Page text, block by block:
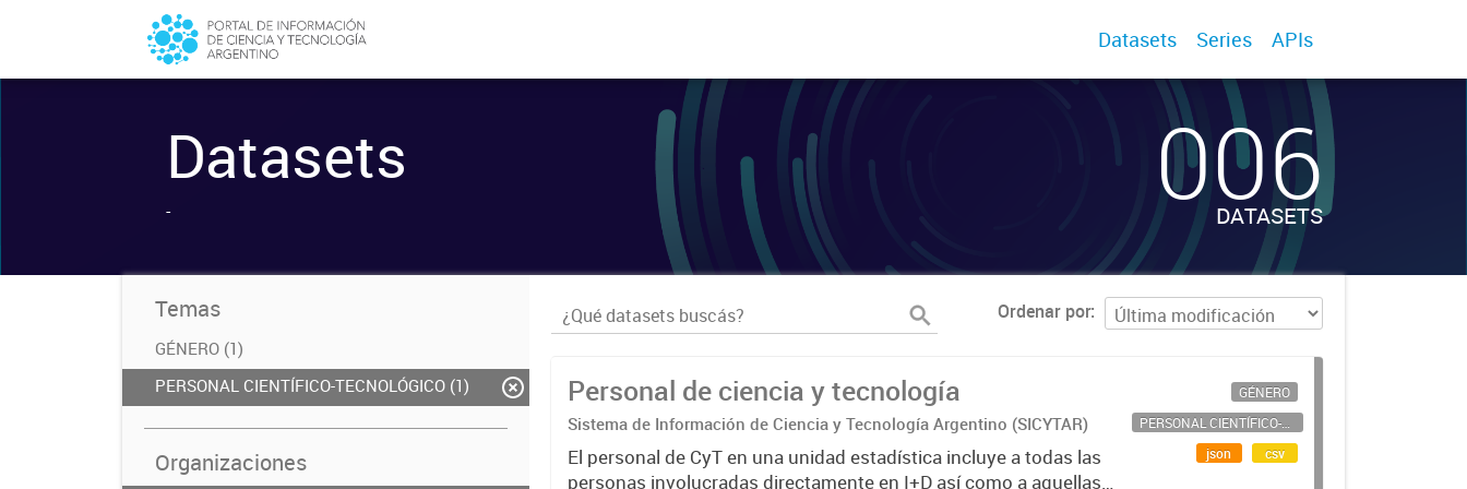
Datasets Series APIs
Datasets
- 006
DATASETS
Temas
GÉNERO (1)
PERSONAL CIENTÍFICO-TECNOLÓGICO (1)
Organizaciones
Ordenar por
Personal de ciencia y tecnología
Sistema de Información de Ciencia y Tecnología Argentino (SICYTAR)
El personal de CyT en una unidad estadística incluye a todas las
personas involucradas directamente en I+D así como a aquellas
GÉNERO
PERSONAL CIENTÍFICO-TECNOLÓGICO
json
csv